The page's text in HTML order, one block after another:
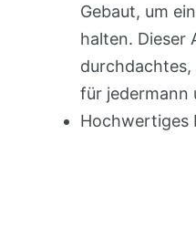
Gebaut, um
halten. Dieser
durchdachtes,
für jedermann
Hochwertiges